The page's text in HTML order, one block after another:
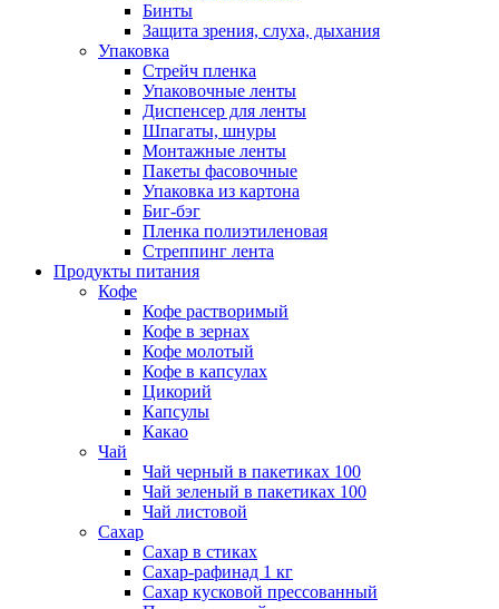
Бинты
Защита зрения, слуха, дыхания
Упаковка
Стрейч пленка
Упаковочные ленты
Диспенсер для ленты
Шпагаты, шнуры
Монтажные ленты
Пакеты фасовочные
Упаковка из картона
Биг-бэг
Пленка полиэтиленовая
Стреппинг лента
Продукты питания
Кофе
Кофе растворимый
Кофе в зернах
Кофе молотый
Кофе в капсулах
Цикорий
Капсулы
Какао
Чай
Чай черный в пакетиках 100
Чай зеленый в пакетиках 100
Чай листовой
Сахар
Сахар в стиках
Сахар-рафинад 1 кг
Сахар кусковой прессованный